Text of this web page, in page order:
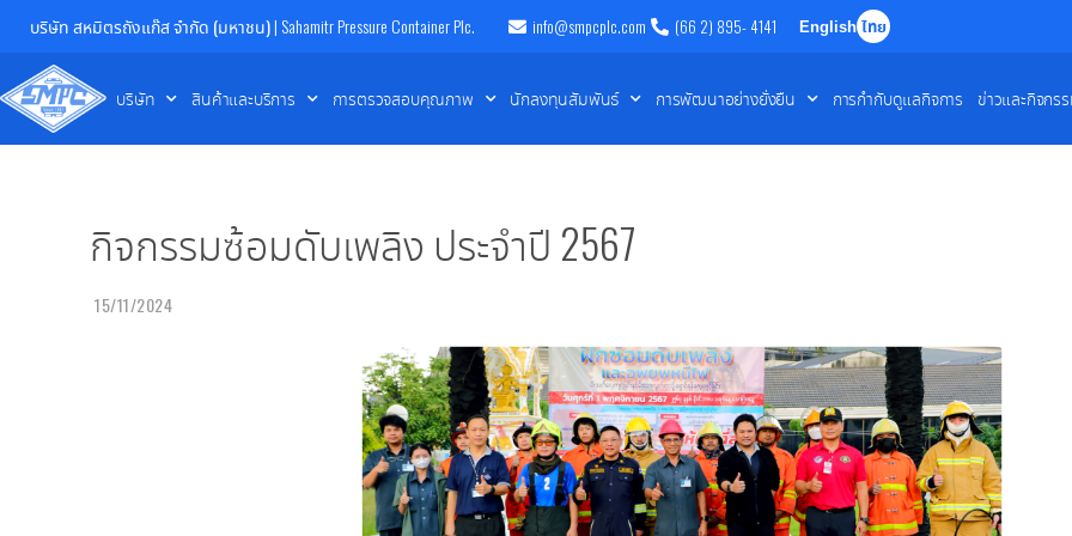
บริษัท สหมิตรถังแก๊ส จำกัด (มหาชน)| Sahamitr Pressure Container Plc. info@smpcplc.com (66 2) 895- 4141 English ไทย
บริษัท สินค้าและบริการ การตรวจสอบคุณภาพ นักลงทุนสัมพันธ์ การพัฒนาอย่างยั่งยืน การกำกับดูแลกิจการ ข่าวและกิจกร
กิจกรรมซ้อมดับเพลิง ประจำปี 2567
15/11/2024